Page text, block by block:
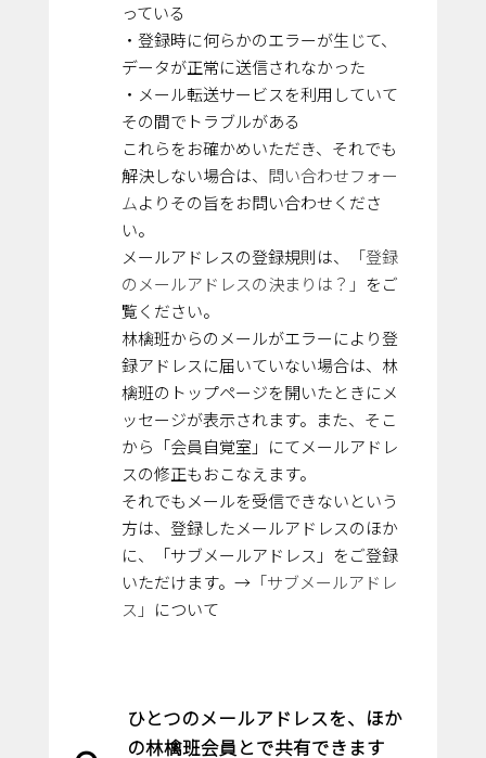
っている
・登録時に何らかのエラーが生じて、
データが正常に送信されなかった
・メール転送サービスを利用していて
その間でトラブルがある
これらをお確かめいただき、それでも
解決しない場合は、 問い合わせフォー
ムよりその旨をお問い合わせくださ
い。
メールアドレスの登録規則は、
「登録
のメールアドレスの決まりは？」 をご
覧ください。
林檎班からのメールがエラーにより登
録アドレスに届いていない場合は、林
檎班のトップページを開いたときにメ
ッセージが表示されます。また、そこ
から「会員自覚室」にてメールアドレ
スの修正もおこなえます。
それでもメールを受信できないという
方は、登録したメールアドレスのほか
に、「サブメールアドレス」をご登録
いただけます。→ 「サブメールアドレ
ス」 について
ひとつのメールアドレスを、ほか
の林檎班会員とで共有できます